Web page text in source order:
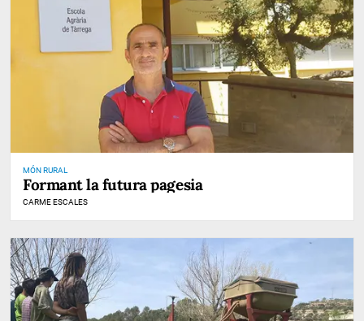
MÓN RURAL
Formant la futura pagesia
CARME ESCALES